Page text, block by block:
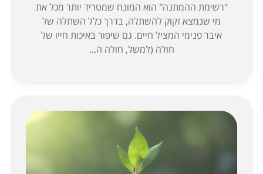
"רשימת ההמתנה" הוא המונח שמטריד יותר מכל את
מי שנמצא זקוק להשתלה, בדרך כלל השתלה של
איבר פנימי המציל חיים. גם שיפור באיכות חייו של
חולה (למשל, חולה ה...